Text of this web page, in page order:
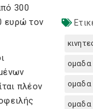
300
ευρώ τον
πλέον
ομαδα
ομαδα
ομαδα